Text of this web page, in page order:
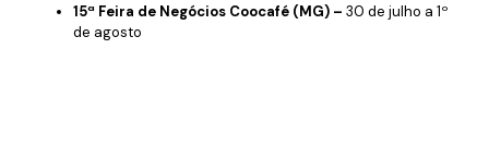
15ª Feira de Negócios Coocafé (MG) – 30 de julho a 1º
de agosto